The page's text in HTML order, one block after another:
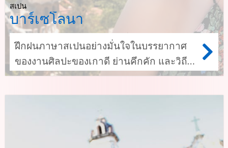
สเปน
บาร์เซโลนา
ฝึกฝนภาษาสเปนอย่างมั่นใจในบรรยากาศ
ของงานศิลปะของเกาดี ย่านคึกคัก และวิถี
ชีวิตสไตล์เมดิเตอร์เรเนียน